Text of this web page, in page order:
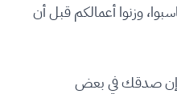
وزنوا أعمالكم قبل أن
وإن صدقك في بعض